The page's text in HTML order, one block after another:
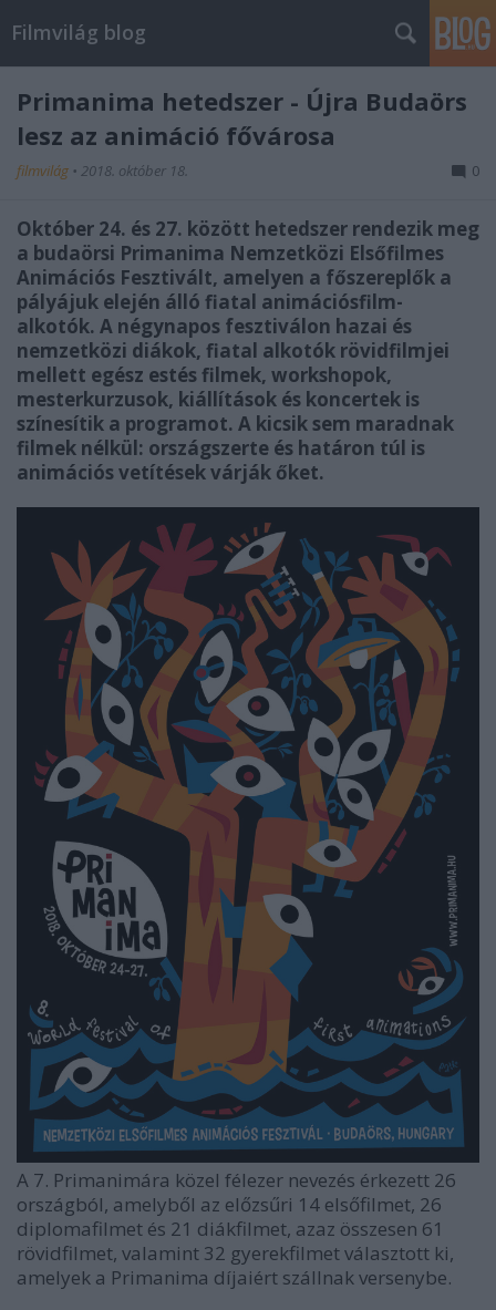
Filmvilág blog
Primanima hetedszer - Újra Budaörs
lesz az animáció fővárosa
filmvilág • 2018. október 18. 0
Október 24. és 27. között hetedszer rendezik meg
a budaörsi Primanima Nemzetközi Elsőfilmes
Animációs Fesztivált, amelyen a főszereplők a
pályájuk elején álló fiatal animációsfilm-
alkotók. A négynapos fesztiválon hazai és
nemzetközi diákok, fiatal alkotók rövidfilmjei
mellett egész estés filmek, workshopok,
mesterkurzusok, kiállítások és koncertek is
színesítik a programot. A kicsik sem maradnak
filmek nélkül: országszerte és határon túl is
animációs vetítések várják őket.
A 7. Primanimára közel félezer nevezés érkezett 26
országból, amelyből az előzsűri 14 elsőfilmet, 26
diplomafilmet és 21 diákfilmet, azaz összesen 61
rövidfilmet, valamint 32 gyerekfilmet választott ki,
amelyek a Primanima díjaiért szállnak versenybe.